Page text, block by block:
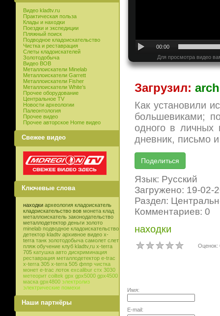
Видео kladtv.ru
Практическая польза
Клады и находки
Поездки и экспедиции
Пляжный поиск
Подводное кладоискательство
Чистка и реставрация
Слеты кладоискателей
Золотодобыча
Видео ВОВ
Металлоискатели Minelab
Металлоискатели Garrett
Металлоискатели Fisher
Металлоискатели White’s
Прочее оборудование
Центральное TV
Новости археологии
Палеонтология
Прочее видео
Прочее авторское Home видео
Свежее видео
Ключевые слова
находки археология кладоискатель
кладоискательство вов монета клад
металлоискатель законодательство
металлодетектор деньги золото
minelab подводное кладоискательство
детектор kladtv архивное видео x-
terra танк золотодобыча самолет слет
пляж обучение клуб kladtv,ru x-terra
705 катушка авто дискриминация
реставрация металлодетектор e-trac
x-terra 305 x-terra 505 фппр чистка
монет e-trac лоток excalibur стх 3030
метеорит coiltek gpx gpx5000 gpx4500
маска gpx4800 электролиз
электрические помехи
Наши партнёры
00:00
Для просмотра видео
Загрузил:
Как установили
большевиками;
одного в
дневник, письмо
Язык: Русский
Загружено: 19-02-
Раздел:
Комментариев: 0
находки
Оценок:
Имя:
E-mail: